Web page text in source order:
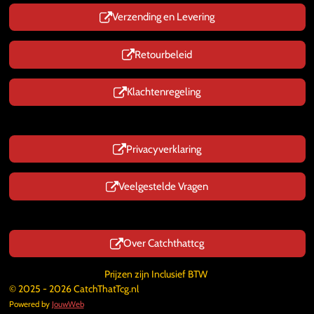
Verzending en Levering
Retourbeleid
Klachtenregeling
Privacyverklaring
Veelgestelde Vragen
Over Catchthattcg
Prijzen zijn Inclusief BTW
© 2025 - 2026 CatchThatTcg.nl
Powered by JouwWeb